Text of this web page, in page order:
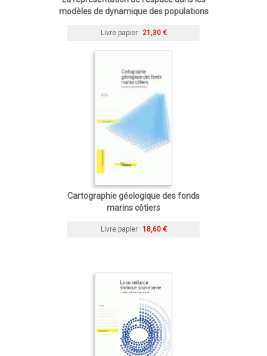
modèles de dynamique des populations
Livre papier 21,30 €
Cartographie géologique des fonds
marins côtiers
Livre papier 18,60 €